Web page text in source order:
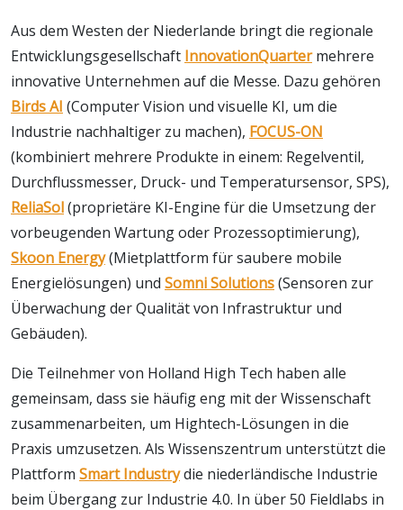
Aus dem Westen der Niederlande bringt die regionale
Entwicklungsgesellschaft InnovationQuartermehrere
innovative Unternehmen auf die Messe. Dazu gehören
Birds AI (Computer Vision und visuelle KI, um die
Industrie nachhaltiger zu machen), FOCUS-ON
(kombiniert mehrere Produkte in einem: Regelventil,
Durchflussmesser, Druck- und Temperatursensor, SPS),
ReliaSol(proprietäre KI-Engine für die Umsetzung der
vorbeugenden Wartung oder Prozessoptimierung),
Skoon Energy(Mietplattform für saubere mobile
Energielösungen) und Somni Solutions(Sensoren zur
Überwachung der Qualität von Infrastruktur und
Gebäuden).
Die Teilnehmer von Holland High Tech haben alle
gemeinsam, dass sie häufig eng mit der Wissenschaft
zusammenarbeiten, um Hightech-Lösungen in die
Praxis umzusetzen. Als Wissenszentrum unterstützt die
Plattform Smart Industrydie niederländische Industrie
beim Übergang zur Industrie 4.0. In über 50 Fieldlabs in